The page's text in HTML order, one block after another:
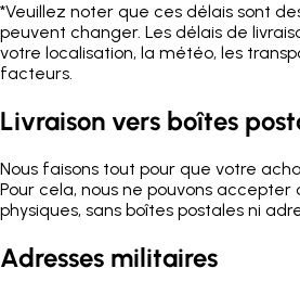
*Veuillez noter que ces délais sont
peuvent changer. Les délais de
votre localisation, la météo, les
facteurs.
Livraison vers boîtes
Nous faisons tout pour que votre
Pour cela, nous ne pouvons accepter
physiques, sans boîtes postales ni
Adresses militaires